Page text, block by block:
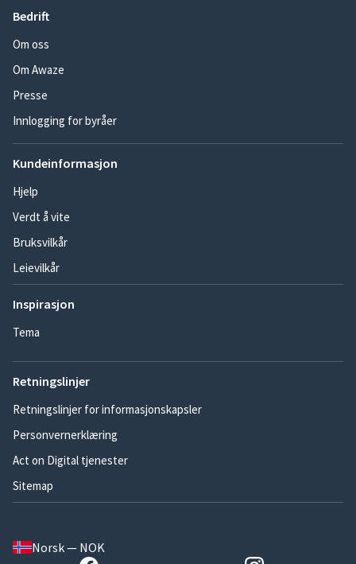
Bedrift
Om oss
Om Awaze
Presse
Innlogging for byråer
Kundeinformasjon
Hjelp
Verdt å vite
Bruksvilkår
Leievilkår
Inspirasjon
Tema
Retningslinjer
Retningslinjer for informasjonskapsler
Personvernerklæring
Act on Digital tjenester
Sitemap
Norsk — NOK